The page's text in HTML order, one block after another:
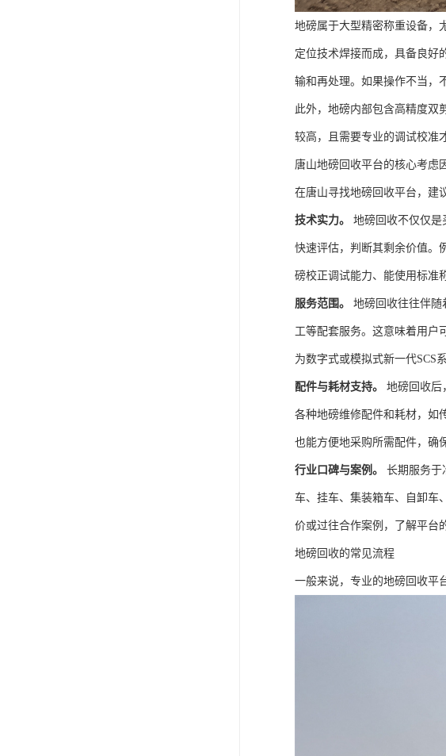
地磅属于大型精密称重设备，
定位技术焊接而成，具备良好
输和再处理。如果操作不当，
此外，地磅内部包含高精度双
较高，且需要专业的调试校准
唐山地磅回收平台的核心考虑
在唐山寻找地磅回收平台，建
技术实力。 地磅回收不仅仅是
快速评估，判断其剩余价值。
磅校正调试能力、能使用标准
服务范围。 地磅回收往往伴随
工等配套服务。这意味着用户
为数字式或模拟式新一代SCS
配件与耗材支持。 地磅回收后
各种地磅维修配件和耗材，如
也能方便地采购所需配件，确
行业口碑与案例。 长期服务于
车、挂车、集装箱车、自卸车
价或过往合作案例，了解平台
地磅回收的常见流程
一般来说，专业的地磅回收平